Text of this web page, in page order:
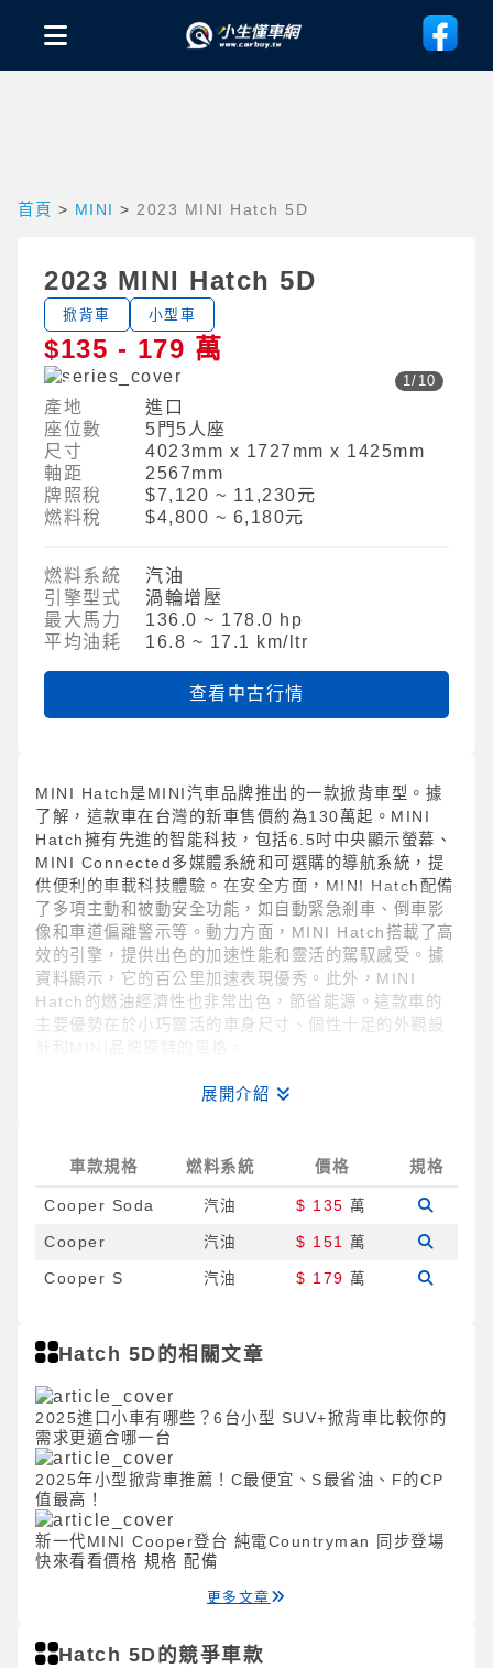
首頁 > MINI > 2023 MINI Hatch 5D
2023 MINI Hatch 5D
掀背車 小型車
$135 - 179 萬
1/ 10
產地
座位數
尺寸
軸距
牌照稅
燃料稅
進口
5門5人座
4023mm x 1727mm x 1425mm
2567mm
$7,120 ~ 11,230元
$4,800 ~ 6,180元
燃料系統
引擎型式
最大馬力
平均油耗
汽油
渦輪增壓
136.0 ~ 178.0 hp
16.8 ~ 17.1 km/ltr
查看中古行情
MINI Hatch是MINI汽車品牌推出的一款掀背車型。據
了解，這款車在台灣的新車售價約為130萬起。MINI
Hatch擁有先進的智能科技，包括6.5吋中央顯示螢幕、
MINI Connected多媒體系統和可選購的導航系統，提
供便利的車載科技體驗。在安全方面，MINI Hatch配備
了多項主動和被動安全功能，如自動緊急剎車、倒車影
像和車道偏離警示等。動力方面，MINI Hatch搭載了高
效的引擎，提供出色的加速性能和靈活的駕馭感受。據
資料顯示，它的百公里加速表現優秀。此外，MINI
Hatch的燃油經濟性也非常出色，節省能源。這款車的
主要優勢在於小巧靈活的車身尺寸、個性十足的外觀設
展開介紹
車款規格 燃料系統 價格 規格
Cooper Soda 汽油 $ 135萬
Cooper 汽油 $ 151萬
Cooper S 汽油 $ 179萬
Hatch 5D的相關文章
2025進口小車有哪些？6台小型 SUV+掀背車比較你的
需求更適合哪一台
2025年小型掀背車推薦！C最便宜、S最省油、F的CP
值最高！
新一代MINI Cooper登台 純電Countryman 同步登場
快來看看價格 規格 配備
更多文章
Hatch 5D的競爭車款